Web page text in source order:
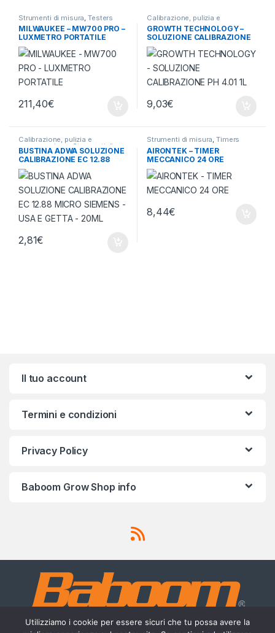
Strumenti di misura ,Testers
termometri e igrometri
MILWAUKEE – MW700 PRO –
LUXMETRO PORTATILE
211,40€
Calibrazione, pulizia e
conservazione,Strumenti di
misura
GROWTH TECHNOLOGY –
SOLUZIONE CALIBRAZIONE
PH 4.01 1L
9,03€
Calibrazione, pulizia e
conservazione,Strumenti di
misura
BUSTINA ADWA SOLUZIONE
CALIBRAZIONE EC 12.88
MICRO SIEMENS – USA E
GETTA – 20ML
2,81€
Strumenti di misura,Timers
AIRONTEK – TIMER
MECCANICO 24 ORE
8,44€
Il tuo account
Termini e condizioni
Privacy Policy
Baboom Grow Shop info
Utilizziamo i cookie per essere sicuri che tu possa avere la